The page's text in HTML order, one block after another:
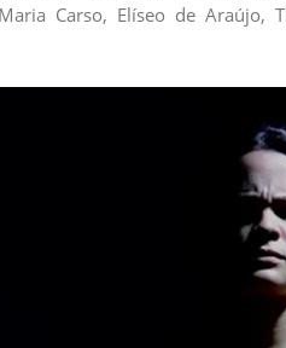
Carso, Elíseo de Araújo,